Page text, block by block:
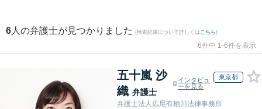
6 人の弁護士が見つかりました (検索結果について詳しくは こちら)
6件中 1-6件を表示
五十嵐 沙
織 弁護士
インタビュ
ーを見る
東京都
弁護士法人広尾有栖川法律事務所